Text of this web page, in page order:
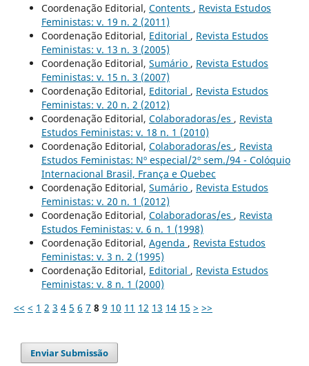
Coordenação Editorial, Contents , Revista Estudos
Feministas: v. 19 n. 2 (2011)
Coordenação Editorial, Editorial , Revista Estudos
Feministas: v. 13 n. 3 (2005)
Coordenação Editorial, Sumário , Revista Estudos
Feministas: v. 15 n. 3 (2007)
Coordenação Editorial, Editorial , Revista Estudos
Feministas: v. 20 n. 2 (2012)
Coordenação Editorial, Colaboradoras/es , Revista
Estudos Feministas: v. 18 n. 1 (2010)
Coordenação Editorial, Colaboradoras/es , Revista
Estudos Feministas: Nº especial/2º sem./94 - Colóquio
Internacional Brasil, França e Quebec
Coordenação Editorial, Sumário , Revista Estudos
Feministas: v. 20 n. 1 (2012)
Coordenação Editorial, Colaboradoras/es , Revista
Estudos Feministas: v. 6 n. 1 (1998)
Coordenação Editorial, Agenda , Revista Estudos
Feministas: v. 3 n. 2 (1995)
Coordenação Editorial, Editorial , Revista Estudos
Feministas: v. 8 n. 1 (2000)
<< < 1 2 3 4 5 6 7 8 9 10 11 12 13 14 15 > >>
Enviar Submissão